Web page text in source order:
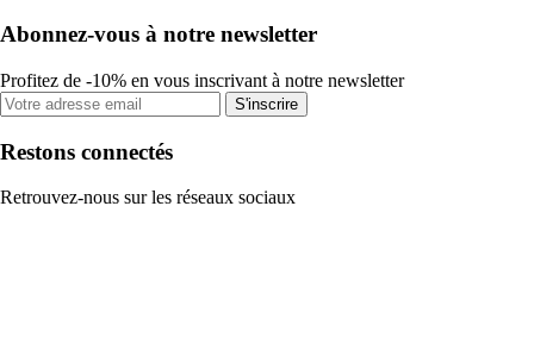
Abonnez-vous à notre newsletter
Profitez de -10% en vous inscrivant à notre newsletter
S'inscrire
Restons connectés
Retrouvez-nous sur les réseaux sociaux